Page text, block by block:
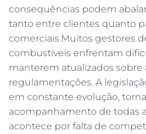
consequências podem
tanto entre clientes quanto
comerciais.Muitos gestores
combustíveis enfrentam
manterem atualizados sobre
regulamentações. A
em constante evolução,
acompanhamento de todas
acontece por falta de